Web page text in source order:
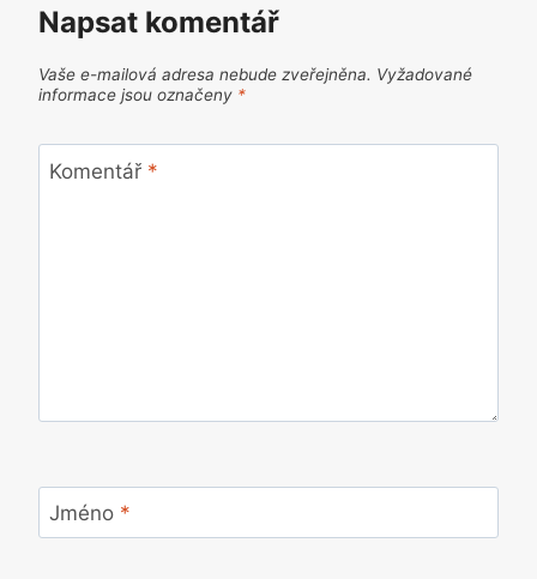
Napsat komentář
Vaše e-mailová adresa nebude zveřejněna. Vyžadované
informace jsou označeny *
Komentář *
Jméno *